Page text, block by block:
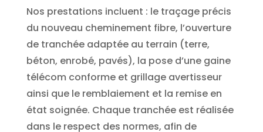
Nos prestations incluent : le traçage précis
du nouveau cheminement fibre, l’ouverture
de tranchée adaptée au terrain (terre,
béton, enrobé, pavés), la pose d’une gaine
télécom conforme et grillage avertisseur
ainsi que le remblaiement et la remise en
état soignée. Chaque tranchée est réalisée
dans le respect des normes, afin de